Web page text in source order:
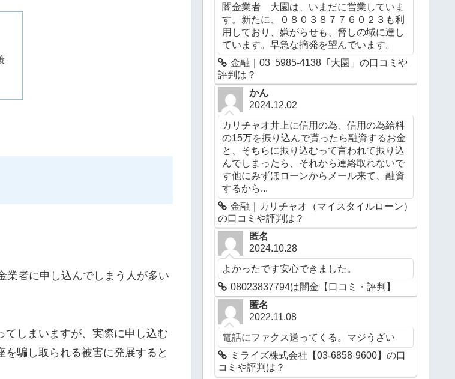
業者に申し込んでしまう人が多い
しまいますが、実際に申し込む
騙し取られる被害に発展すると
闇金業者 大園は、いまだに営業していま
す。新たに、０８０３８７７６０２３も利
用しており、嫌がらせも、脅しの域に達し
ています。早急な摘発を望んでいます。
金融｜03ｰ5985-4138「大園」の口コミや
評判は？
かん
2024.12.02
カリチャオ井上に信用の為、信用の為給料
の15万を振り込んで貰ったら融資するお金
と、そちらに振り込むって言われて振り込
んでしまったら、それから連絡取れないで
す他にみずほローンからメール来て、融資
するから...
金融｜カリチャオ（マイスタイルローン）
の口コミや評判は？
匿名
2024.10.28
よかったです安心できました。
08023837794は闇金【口コミ・評判】
匿名
2022.11.08
電話にファクス送ってくる。マジうざい
ミライズ株式会社【03-6858-9600】の口
コミや評判は？